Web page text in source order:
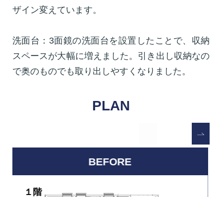
ザイン変えています。
洗面台：3面鏡の洗面台を設置したことで、収納
スペースが大幅に増えました。引き出し収納なの
で奥のものでも取り出しやすくなりました。
PLAN
BEFORE
２階